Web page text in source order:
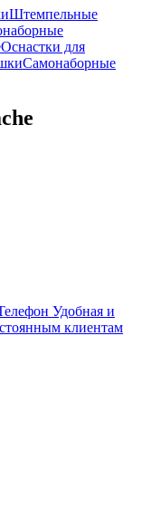
Штемпельные
Оснастки для
Самонаборные
Удобная и
клиентам